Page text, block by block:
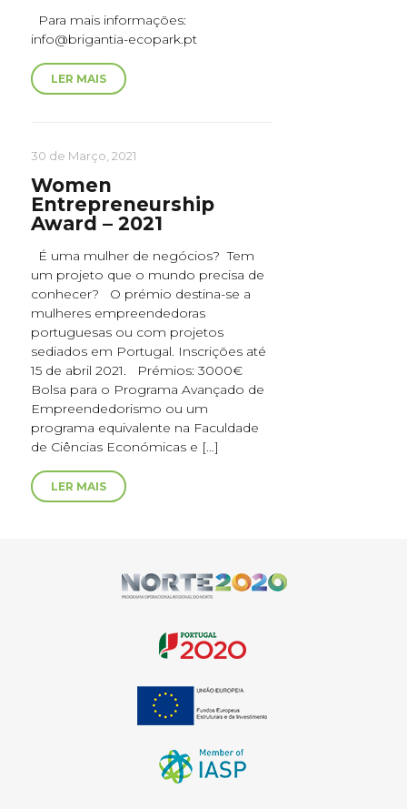
Para mais informações:
info@brigantia-ecopark.pt
LER MAIS
30 de Março, 2021
Women
Entrepreneurship
Award – 2021
É uma mulher de negócios? Tem
um projeto que o mundo precisa de
conhecer? O prémio destina-se a
mulheres empreendedoras
portuguesas ou com projetos
sediados em Portugal. Inscrições até
15 de abril 2021. Prémios: 3000€
Bolsa para o Programa Avançado de
Empreendedorismo ou um
programa equivalente na Faculdade
de Ciências Económicas e […]
LER MAIS